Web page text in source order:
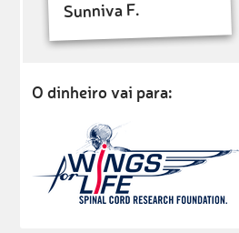
Sunniva F.
O dinheiro vai para: